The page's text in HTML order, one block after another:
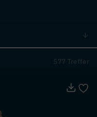
577 Treffer